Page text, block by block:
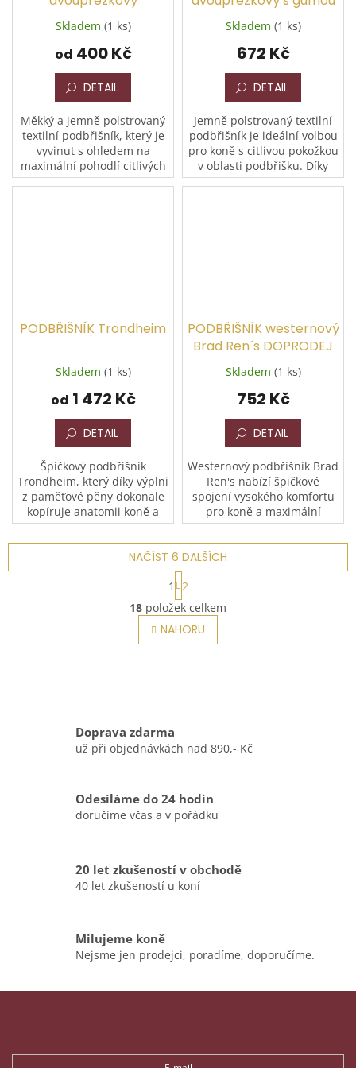
Skladem (1 ks)
od 400 Kč
DETAIL
Měkký a jemně polstrovaný
textilní podbřišník, který je
vyvinut s ohledem na
maximální pohodlí citlivých
koní. Díky své konstrukci
Skladem (1 ks)
672 Kč
DETAIL
Jemně polstrovaný textilní
podbřišník je ideální volbou
pro koně s citlivou pokožkou
v oblasti podbřišku. Díky
pevné gumě na jednom
PODBŘIŠNÍK Trondheim
Skladem (1 ks)
od 1 472 Kč
DETAIL
Špičkový podbřišník
Trondheim, který díky výplni
z paměťové pěny dokonale
kopíruje anatomii koně a
rovnoměrně rozkládá tlak. Je
ideální volbou pro citlivé
koně, kterým poskytuje...
PODBŘIŠNÍK westernový
Brad Ren´s DOPRODEJ
Skladem (1 ks)
752 Kč
DETAIL
Westernový podbřišník Brad
Ren's nabízí špičkové
spojení vysokého komfortu
pro koně a maximální
praktičnosti pro jezdce při
údržbě. Dvoudílná
neoprenová konstrukce se
suchým...
O
v
l
á
v
v
ý
u
NAČÍST 6 DALŠÍCH
S
t
r
á
n
k
1
2
18 položek celkem
NAHORU
Doprava zdarma
už při objednávkách nad 890,- Kč
Odesíláme do 24 hodin
doručíme včas a v pořádku
20 let zkušeností v obchodě
40 let zkušeností u koní
Milujeme koně
Nejsme jen prodejci, poradíme, doporučíme.